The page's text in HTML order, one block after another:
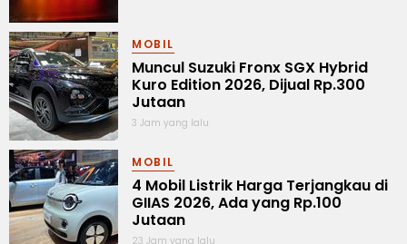
MOBIL
Muncul Suzuki Fronx SGX Hybrid
Kuro Edition 2026, Dijual Rp.300
Jutaan
3 Jam yang lalu
MOBIL
4 Mobil Listrik Harga Terjangkau di
GIIAS 2026, Ada yang Rp.100
Jutaan
23 Jam yang lalu